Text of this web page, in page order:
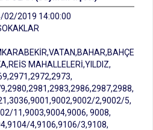
02/2019 14:00:00
MAHALLELERİ,YILDIZ,
2,9002/5,
11,9003,9004,9006, 9008,
4,9106,9106/3,9108,